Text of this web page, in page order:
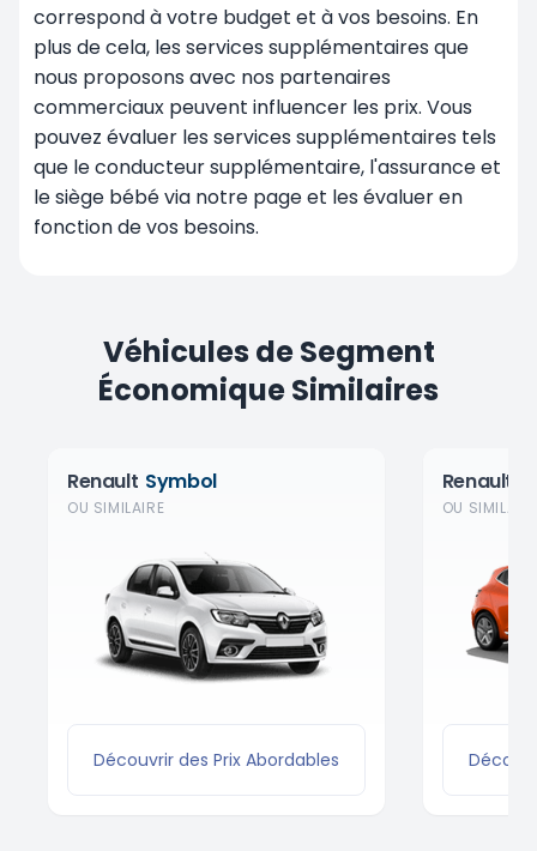
correspond à votre budget et à vos besoins. En
plus de cela, les services supplémentaires que
nous proposons avec nos partenaires
commerciaux peuvent influencer les prix. Vous
pouvez évaluer les services supplémentaires tels
que le conducteur supplémentaire, l'assurance et
le siège bébé via notre page et les évaluer en
fonction de vos besoins.
Véhicules de Segment
Économique Similaires
Renault Symbol
OU SIMILAIRE
Découvrir des Prix Abordables
Renault
OU